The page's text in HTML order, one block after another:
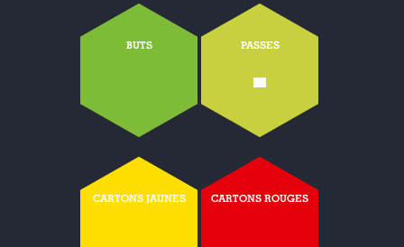
BUTS PASSES
-
CARTONS JAUNES CARTONS ROUGES